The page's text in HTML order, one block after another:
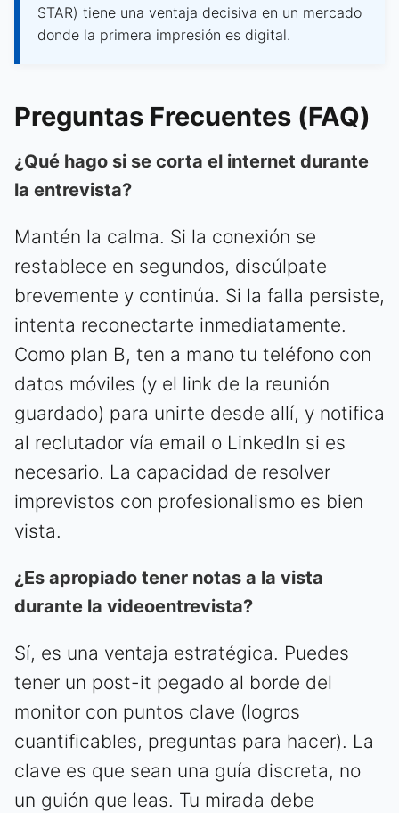
STAR) tiene una ventaja decisiva en un mercado
donde la primera impresión es digital.
Preguntas Frecuentes (FAQ)
¿Qué hago si se corta el internet durante
la entrevista?
Mantén la calma. Si la conexión se
restablece en segundos, discúlpate
brevemente y continúa. Si la falla persiste,
intenta reconectarte inmediatamente.
Como plan B, ten a mano tu teléfono con
datos móviles (y el link de la reunión
guardado) para unirte desde allí, y notifica
al reclutador vía email o LinkedIn si es
necesario. La capacidad de resolver
imprevistos con profesionalismo es bien
vista.
¿Es apropiado tener notas a la vista
durante la videoentrevista?
Sí, es una ventaja estratégica. Puedes
tener un post-it pegado al borde del
monitor con puntos clave (logros
cuantificables, preguntas para hacer). La
clave es que sean una guía discreta, no
un guión que leas. Tu mirada debe